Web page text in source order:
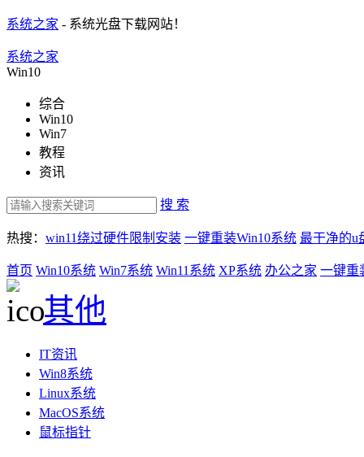
系统之家 - 系统光盘下载网站！
系统之家
Win10
综合
Win10
Win7
教程
资讯
搜 索
热搜： win11绕过硬件限制安装 一键重装Win10系统 最干净的u
首页 Win10系统 Win7系统 Win11系统 XP系统 办公之家 一键重
其他
IT资讯
Win8系统
Linux系统
MacOS系统
鼠标指针